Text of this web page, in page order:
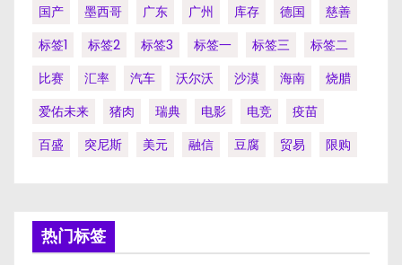
国产 墨西哥 广东 广州 库存 德国
慈善
标签1
标签2 标签3 标签一 标签三
标签二
比赛
汇率 汽车 沃尔沃 沙漠 海南
烧腊
爱佑未来
猪肉 瑞典 电影 电竞
疫苗
百盛
突尼斯 美元 融信 豆腐 贸易 限购
热门标签